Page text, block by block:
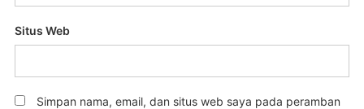
Situs Web
Simpan nama, email, dan situs web saya pada peramban